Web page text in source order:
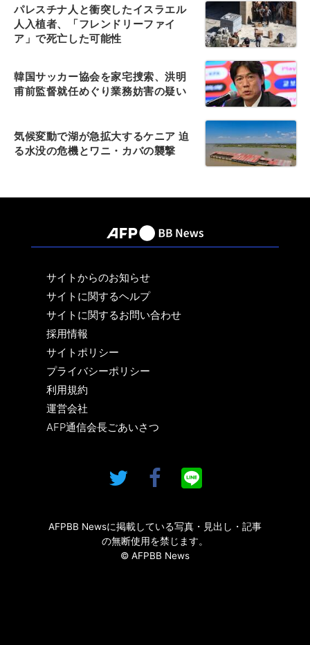
パレスチナ人と衝突したイスラエル
人入植者、「フレンドリーファイ
ア」で死亡した可能性
韓国サッカー協会を家宅捜索、洪明
甫前監督就任めぐり業務妨害の疑い
気候変動で湖が急拡大するケニア 迫
る水没の危機とワニ・カバの襲撃
サイトからのお知らせ
サイトに関するヘルプ
サイトに関するお問い合わせ
採用情報
サイトポリシー
プライバシーポリシー
利用規約
運営会社
AFP通信会長ごあいさつ
AFPBB Newsに掲載している写真・見出し・記事
の無断使用を禁じます。
© AFPBB News